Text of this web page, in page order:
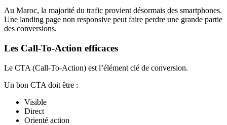
Au Maroc, la majorité du trafic provient désormais des smartphones.
Une landing page non responsive peut faire perdre une grande partie
des conversions.
Les Call-To-Action efficaces
Le CTA (Call-To-Action) est l’élément clé de conversion.
Un bon CTA doit être :
Visible
Direct
Orienté action